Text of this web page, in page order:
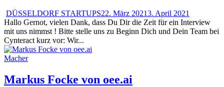
DÜSSELDORF STARTUPS22. März 20213. April 2021
Hallo Gernot, vielen Dank, dass Du Dir die Zeit für ein Interview
mit uns nimmst ! Bitte stelle uns zu Beginn Dich und Dein Team bei
Cynteract kurz vor: Wir...
Macher
Markus Focke von oee.ai